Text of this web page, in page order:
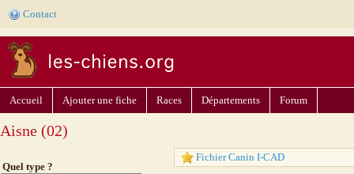
Contact
Accueil Ajouter une fiche Races Départements Forum
Aisne (02)
Quel type ?
Fichier Canin I-CAD